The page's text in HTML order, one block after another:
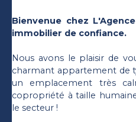
Bienvenue chez
immobilier de confiance.
Nous avons le plaisir de
charmant appartement de
un emplacement très
copropriété à taille
le secteur !